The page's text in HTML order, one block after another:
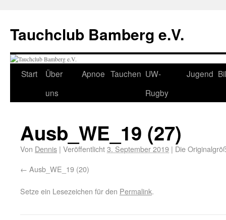
Tauchclub Bamberg e.V.
Start
Über
uns
Apnoe Tauchen UW-
Rugby
Jugend
Ausb_WE_19 (27)
Von Dennis | Veröffentlicht3. September 2019 | Die
Ausb_WE_19 (20)
Setze ein Lesezeichen für den Permalink.